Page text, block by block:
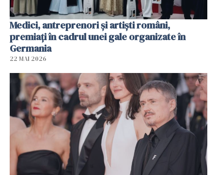
Medici, antreprenori și artiști români,
premiați în cadrul unei gale organizate în
Germania
22 MAI 2026